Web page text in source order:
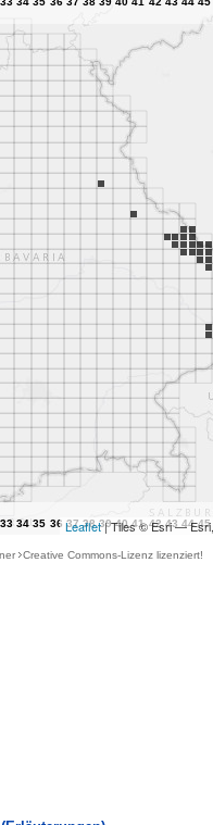
Leaflet| Tiles © Esri — Esri,
Creative Commons-Lizenz lizenziert!